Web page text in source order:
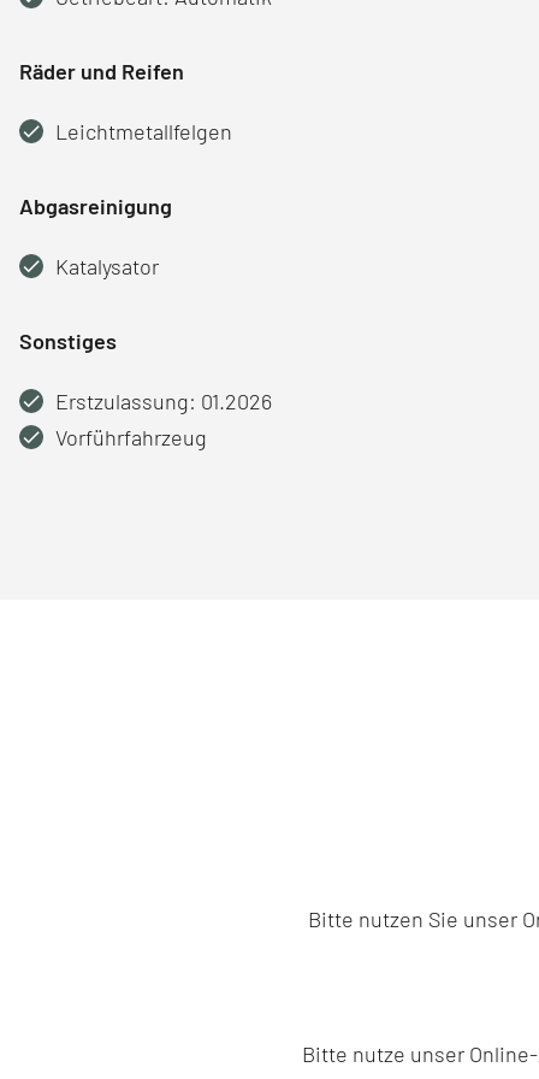
Räder und Reifen
Leichtmetallfelgen
Abgasreinigung
Katalysator
Sonstiges
Erstzulassung: 01.2026
Vorführfahrzeug
Bitte nutzen Sie unser
Bitte nutze unser